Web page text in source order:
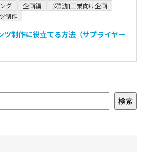
グ 企画編
受託加工業向け企画
制作
ツ制作に役立てる方法（サプライヤー
検索